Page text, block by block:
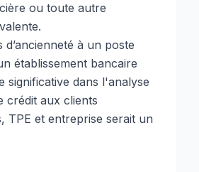
ou toute autre
d’ancienneté à un poste
établissement bancaire
significative dans l'analyse
crédit aux clients
TPE et entreprise serait un